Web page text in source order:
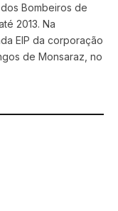
Bombeiros de
2013. Na
EIP da corporação
de Monsaraz, no